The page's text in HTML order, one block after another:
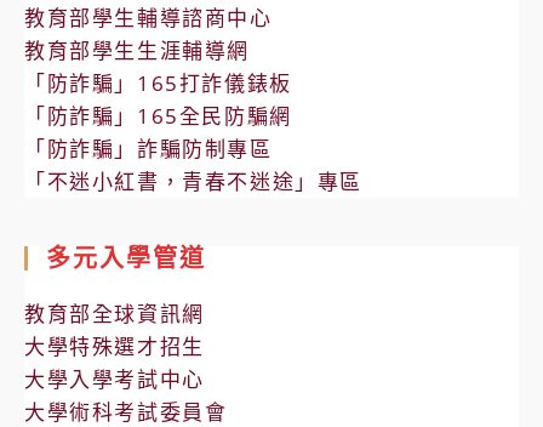
教育部學生輔導諮商中心
教育部學生生涯輔導網
「防詐騙」165打詐儀錶板
「防詐騙」165全民防騙網
「防詐騙」詐騙防制專區
「不迷小紅書，青春不迷途」專區
多元入學管道
教育部全球資訊網
大學特殊選才招生
大學入學考試中心
大學術科考試委員會